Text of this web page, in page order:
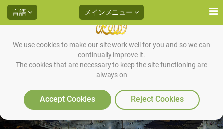
We use cookies to make our site work well for you and so we can
continually improve it.
The cookies that are necessary to keep the site functioning are
always on
Accept Cookies Reject Cookies
言語 メインメニュー
ダイアン・チャールズ・ブレス
リン（元カトリック教徒、アメ
リカ合衆国） （パート3 /3）